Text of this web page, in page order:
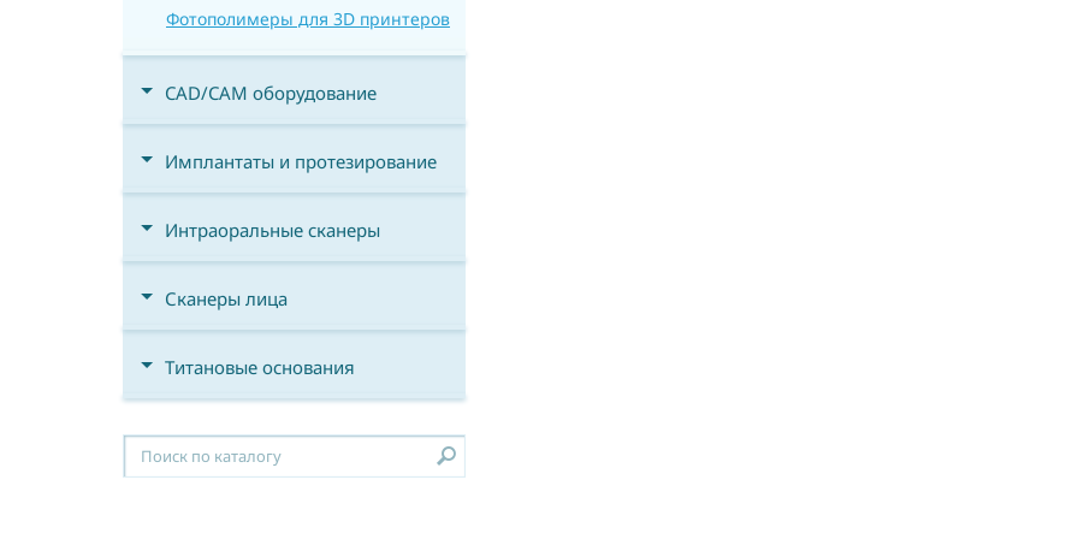
Фотополимеры для 3D принтеров
CAD/CAM оборудование
Имплантаты и протезирование
Интраоральные сканеры
Сканеры лица
Титановые основания